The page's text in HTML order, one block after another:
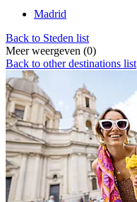
Madrid
Back to Steden list
Meer weergeven (0)
Back to other destinations list